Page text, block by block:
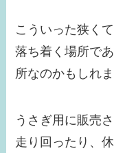
こういった狭く
落ち着く場所で
所なのかもしれま
うさぎ用に販売
走り回ったり、